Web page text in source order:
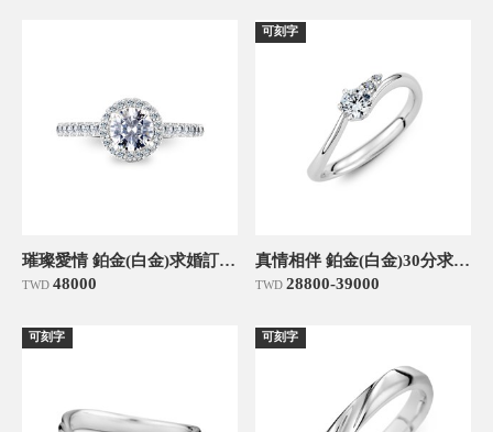
璀璨愛情 鉑金(白金)求婚訂婚戒/30分
TWD 48000
可刻字
真情相伴 鉑金(白金)30分求婚訂婚鑽戒
TWD 28800-39000
可刻字 可刻字